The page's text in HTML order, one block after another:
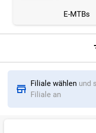
E-MTBs
Sortieren nach
RELEVANZ
Filiale wählen und
Filiale an